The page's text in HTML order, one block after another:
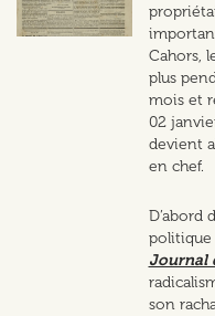
Cahors,
plus
mois et
02
devient
en chef.
D’abord
politique
Journal
son